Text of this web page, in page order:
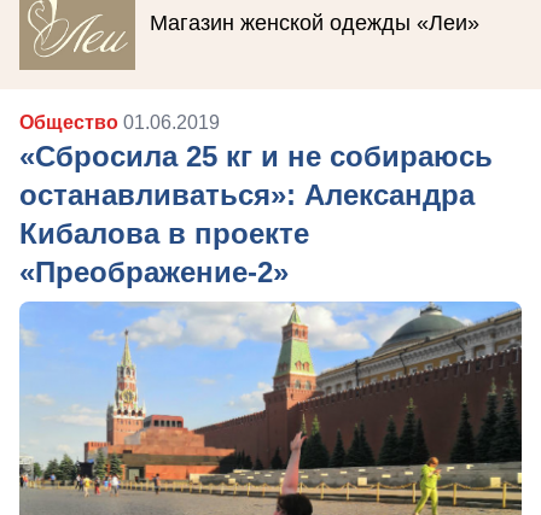
Магазин женской одежды «Леи»
Общество 01.06.2019
«Сбросила 25 кг и не собираюсь
останавливаться»: Александра
Кибалова в проекте
«Преображение-2»